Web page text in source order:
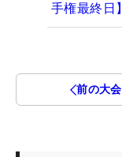
手権最終日】
前の大会